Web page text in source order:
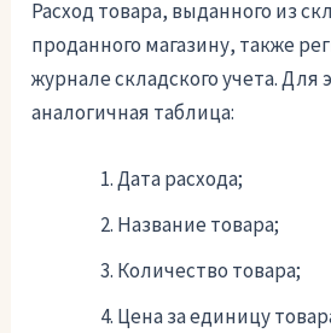
Расход товара, выданного из
проданного магазину, также
журнале складского учета. Для
аналогичная таблица:
Дата расхода;
Название товара;
Количество товара;
Цена за единицу